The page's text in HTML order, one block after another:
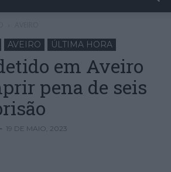
AVEIRO ÚLTIMA HORA
em Aveiro
pena de seis
- 19 DE MAIO, 2023